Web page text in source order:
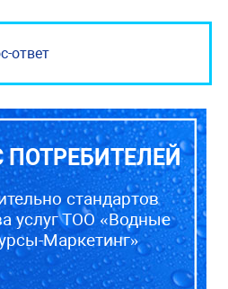
ответ
ПОТРЕБИТЕЛЕЙ
стандартов
услуг ТОО «Водные
Маркетинг»